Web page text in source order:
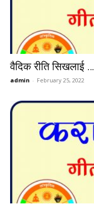
वैदिक रीति सिखलाई …
admin - February 25, 2022